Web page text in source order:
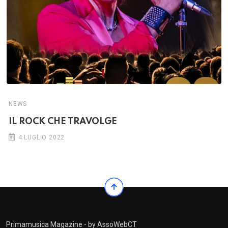
NEWS
IL ROCK CHE TRAVOLGE
4 LUGLIO 2022
Primamusica Magazine - by AssoWebCT